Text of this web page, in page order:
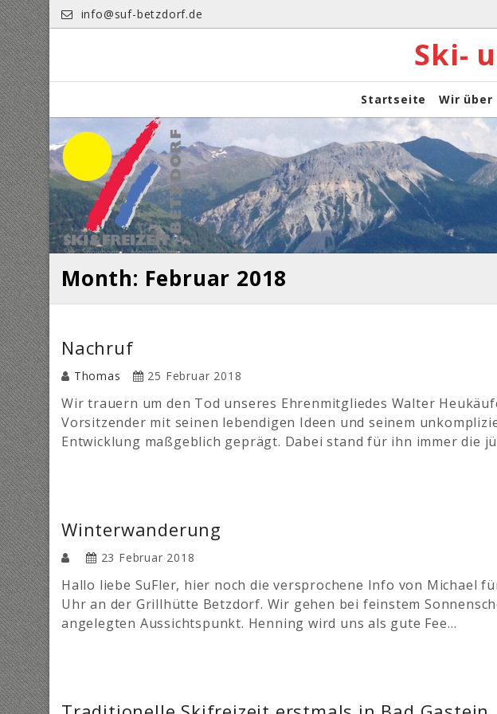
Skip
to
content
info@suf-betzdorf.de
Ski-
Startseite Wir über
Month: Februar 2018
Nachruf
Thomas 25 Februar 2018
Wir trauern um den Tod unseres Ehrenmitgliedes Walter
Vorsitzender mit seinen lebendigen Ideen und seinem
Entwicklung maßgeblich geprägt. Dabei stand für ihn immer die
Winterwanderung
23 Februar 2018
Hallo liebe SuFler, hier noch die versprochene Info von Michael
Uhr an der Grillhütte Betzdorf. Wir gehen bei feinstem
angelegten Aussichtspunkt. Henning wird uns als gute Fee…